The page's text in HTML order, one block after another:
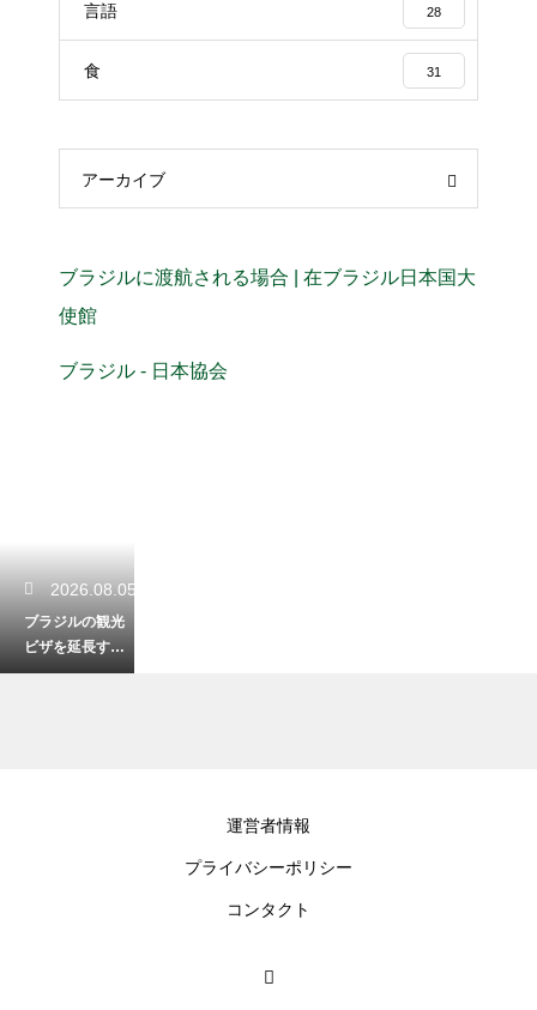
言語 28
食 31
アーカイブ
ブラジルに渡航される場合 | 在ブラジル日本国大
使館
ブラジル - 日本協会
2026.08.05
ブラジルの観光
ビザを延長する
方法！現地の手
運営者情報
プライバシーポリシー
コンタクト